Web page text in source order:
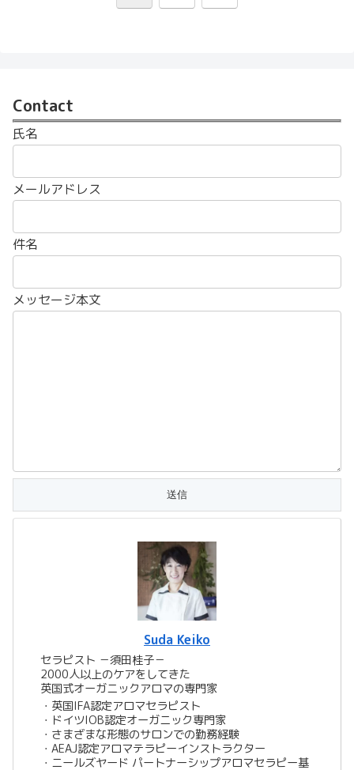
Contact
氏名
メールアドレス
件名
メッセージ本文
Suda Keiko
セラピスト －須田桂子－
2000人以上のケアをしてきた
英国式オーガニックアロマの専門家
​​・英国IFA認定アロマセラピスト
・ドイツIOB認定オーガニック専門家
・さまざまな形態のサロンでの勤務経験
・AEAJ認定アロマテラピーインストラクター
・ニールズヤード パートナーシップアロマセラピー基